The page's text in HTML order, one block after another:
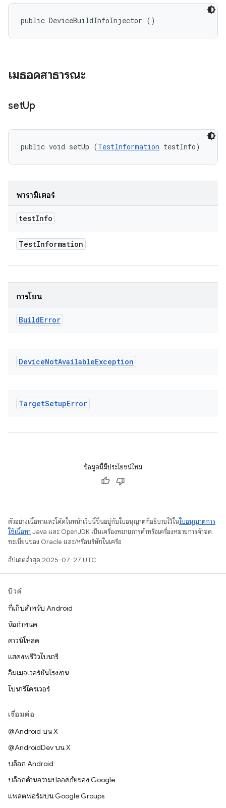
public DeviceBuildInfoInjector ()
เมธอดสาธารณะ
setUp
public void setUp (TestInformation testInfo)
พารามิเตอร์
testInfo
TestInformation
การโยน
BuildError
DeviceNotAvailableException
TargetSetupError
ข้อมูลนี้มีประโยชน์ไหม
ตัวอย่างเนื้อหาและโค้ดในหน้าเว็บนี้ขึ้นอยู่กับใบอนุญาตที่อธิบายไว้ในใบอนุญาตการ
ใช้เนื้อหา Java และ OpenJDK เป็นเครื่องหมายการค้าหรือเครื่องหมายการค้าจด
ทะเบียนของ Oracle และ/หรือบริษัทในเครือ
อัปเดตล่าสุด 2025-07-27 UTC
บิวด์
ที่เก็บสำหรับ Android
ข้อกำหนด
ดาวน์โหลด
แสดงพรีวิวไบนารี
อิมเมจเวอร์ชันโรงงาน
ไบนารีไดรเวอร์
เชื่อมต่อ
@Android บน X
@AndroidDev บน X
บล็อก Android
บล็อกด้านความปลอดภัยของ Google
แพลตฟอร์มบน Google Groups